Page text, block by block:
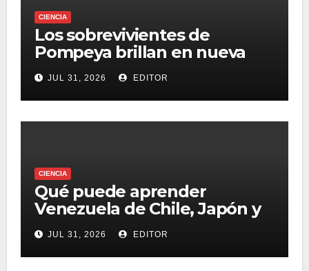
CIENCIA
Los sobrevivientes de
Pompeya brillan en nueva
serie documental
JUL 31, 2026 EDITOR
CIENCIA
Qué puede aprender
Venezuela de Chile, Japón y
otros países que construyen
edificios ‘sobre patines’ para
resistir terremotos
JUL 31, 2026 EDITOR